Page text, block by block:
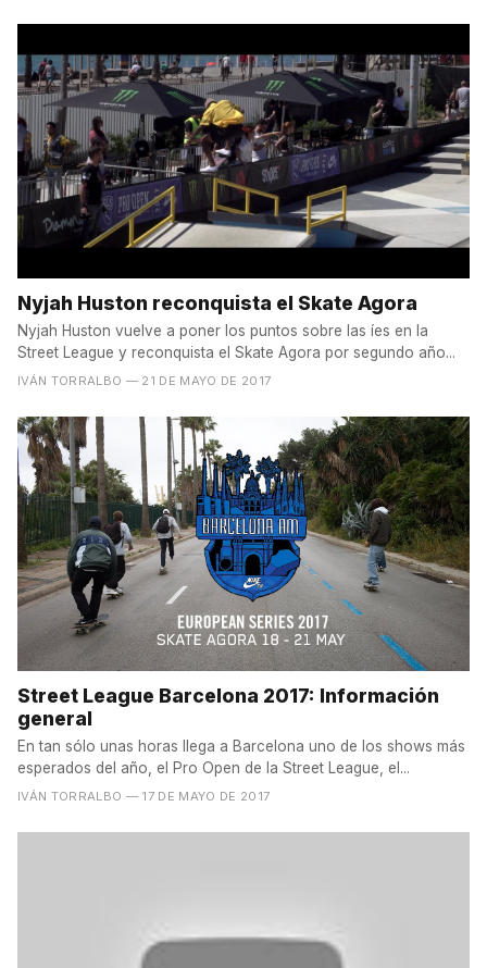
Nyjah Huston reconquista el Skate Agora
Nyjah Huston vuelve a poner los puntos sobre las íes en la
Street League y reconquista el Skate Agora por segundo año...
IVÁN TORRALBO — 21 DE MAYO DE 2017
Street League Barcelona 2017: Información
general
En tan sólo unas horas llega a Barcelona uno de los shows más
esperados del año, el Pro Open de la Street League, el...
IVÁN TORRALBO — 17 DE MAYO DE 2017